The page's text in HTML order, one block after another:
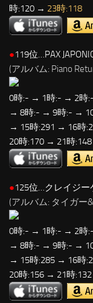
時:120 → 23時:118
●119位…PAX
(アルバム: Piano
0時:- → 1時:- → 2時
→ 8時:- → 9時:- →
→ 15時:291 → 16時
20時:170 → 21時
●125位…クレイジー
(アルバム: タイガー
0時:- → 1時:- → 2時
→ 8時:- → 9時:- →
→ 15時:285 → 16時
20時:156 → 21時